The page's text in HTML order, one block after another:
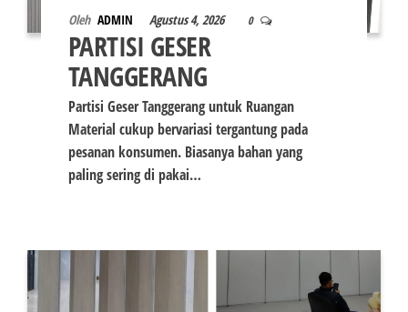
Oleh ADMIN Agustus 4, 2026 0
PARTISI GESER
TANGGERANG
Partisi Geser Tanggerang untuk Ruangan
Material cukup bervariasi tergantung pada
pesanan konsumen. Biasanya bahan yang
paling sering di pakai…